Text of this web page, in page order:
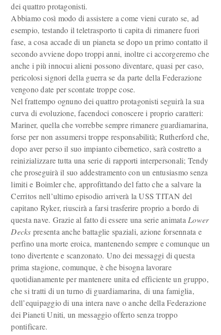
dei quattro protagonisti.
Abbiamo così modo di assistere a come vieni curato se, ad
esempio, testando il teletrasporto ti capita di rimanere fuori
fase, a cosa accade di un pianeta se dopo un primo contatto il
secondo avviene dopo troppi anni, inoltre ci accorgeremo che
anche i più innocui alieni possono diventare, quasi per caso,
pericolosi signori della guerra se da parte della Federazione
vengono date per scontate troppe cose.
Nel frattempo ognuno dei quattro protagonisti seguirà la sua
curva di evoluzione, facendoci conoscere i proprio caratteri:
Mariner, quella che vorrebbe sempre rimanere guardiamarina,
forse per non assumersi troppe responsabilità; Rutherford che,
dopo aver perso il suo impianto cibernetico, sarà costretto a
reinizializzare tutta una serie di rapporti interpersonali; Tendy
che proseguirà il suo addestramento con un entusiasmo senza
limiti e Boimler che, approfittando del fatto che a salvare la
Cerritos nell’ultimo episodio arriverà la USS TITAN del
capitano Ryker, riuscirà a farsi trasferire proprio a bordo di
questa nave. Grazie al fatto di essere una serie animata Lower
Decks presenta anche battaglie spaziali, azione forsennata e
perfino una morte eroica, mantenendo sempre e comunque un
tono divertente e scanzonato. Uno dei messaggi di questa
prima stagione, comunque, è che bisogna lavorare
quotidianamente per mantenere unita ed efficiente un gruppo,
che si tratti di un turno di guardiamarina, di una famiglia,
dell’equipaggio di una intera nave o anche della Federazione
dei Pianeti Uniti, un messaggio offerto senza troppo
pontificare.